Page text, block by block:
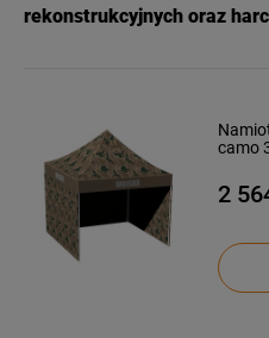
rekonstrukcyjnych oraz
camo
2